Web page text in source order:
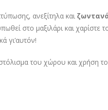
ανεξίτηλα και
στο μαξιλάρι και χαρίστε
γι’αυτόν!
του χώρου και χρήση